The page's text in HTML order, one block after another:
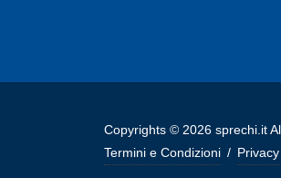
Copyrights © 2026 sprechi.it
Termini e Condizioni /